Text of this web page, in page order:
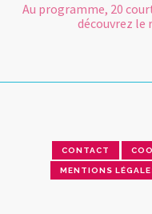
Au programme, 20
découvrez le
CONTACT
MENTIONS